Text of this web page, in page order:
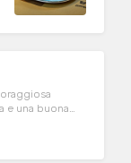
e una buona